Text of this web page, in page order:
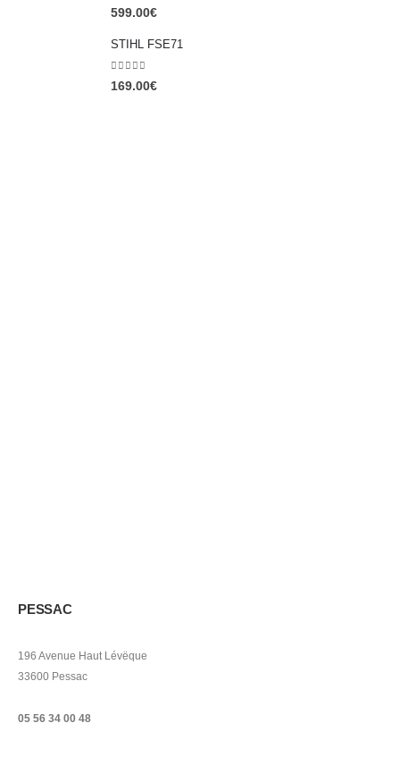
0out of 5
599.00€
STIHL FSE71
0 out of 5
169.00€
PESSAC
196 Avenue Haut Lévëque
33600 Pessac
05 56 34 00 48